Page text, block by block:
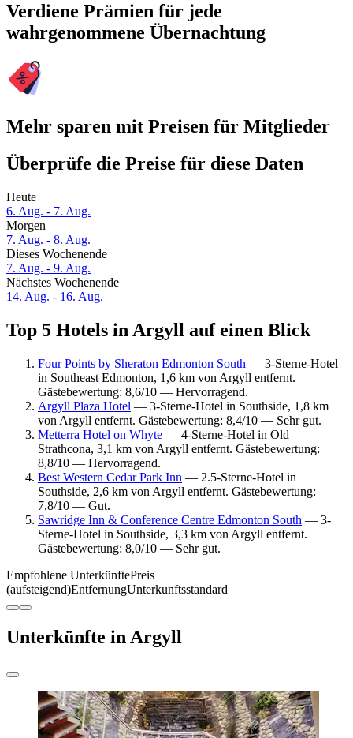
Verdiene Prämien für jede
wahrgenommene Übernachtung
Mehr sparen mit Preisen für Mitglieder
Überprüfe die Preise für diese Daten
Heute
6. Aug. - 7. Aug.
Morgen
7. Aug. - 8. Aug.
Dieses Wochenende
7. Aug. - 9. Aug.
Nächstes Wochenende
14. Aug. - 16. Aug.
Top 5 Hotels in Argyll auf einen Blick
Four Points by Sheraton Edmonton South — 3-Sterne-Hotel
in Southeast Edmonton, 1,6 km von Argyll entfernt.
Gästebewertung: 8,6/10 — Hervorragend.
Argyll Plaza Hotel — 3-Sterne-Hotel in Southside, 1,8 km
von Argyll entfernt. Gästebewertung: 8,4/10 — Sehr gut.
Metterra Hotel on Whyte — 4-Sterne-Hotel in Old
Strathcona, 3,1 km von Argyll entfernt. Gästebewertung:
8,8/10 — Hervorragend.
Best Western Cedar Park Inn — 2.5-Sterne-Hotel in
Southside, 2,6 km von Argyll entfernt. Gästebewertung:
7,8/10 — Gut.
Sawridge Inn & Conference Centre Edmonton South — 3-
Sterne-Hotel in Southside, 3,3 km von Argyll entfernt.
Gästebewertung: 8,0/10 — Sehr gut.
Empfohlene UnterkünftePreis
(aufsteigend)EntfernungUnterkunftsstandard
Unterkünfte in Argyll